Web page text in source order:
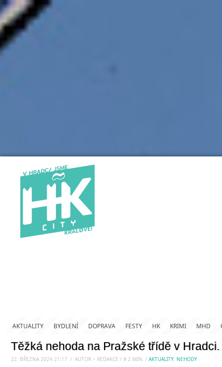
AKTUALITY BYDLENÍ DOPRAVA FESTY HK KRIMI MHD
Těžká nehoda na Pražské třídě v
22. BŘEZNA 2024 21:17 / AUTOR ~ REDAKCE / # 2 MIN. / AKTUALITY, NEHODY